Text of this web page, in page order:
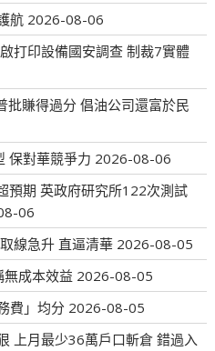
航 2026-08-06
打印設備國安調查 制裁7實體
批賺得過分 倡油公司還富於民
保對華競爭力 2026-08-06
預期 英政府研究所122次測試
06
線急升 直逼清華 2026-08-05
成本效益 2026-08-05
費」均分 2026-08-05
上月最少36萬戶口斬倉 錯過入